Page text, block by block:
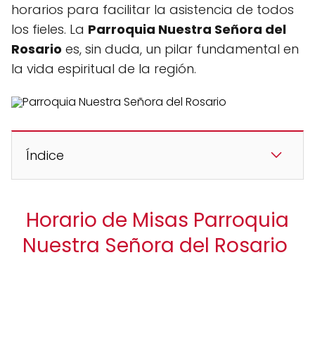
horarios para facilitar la asistencia de todos
los fieles. La Parroquia Nuestra Señora del
Rosario es, sin duda, un pilar fundamental en
la vida espiritual de la región.
Índice
Horario de Misas Parroquia
Nuestra Señora del Rosario